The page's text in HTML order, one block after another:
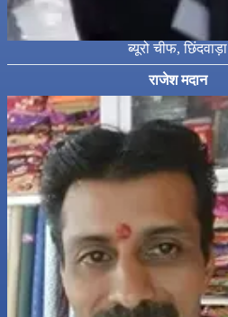
ब्यूरो चीफ, छिंदवाड़ा
राजेश मदान